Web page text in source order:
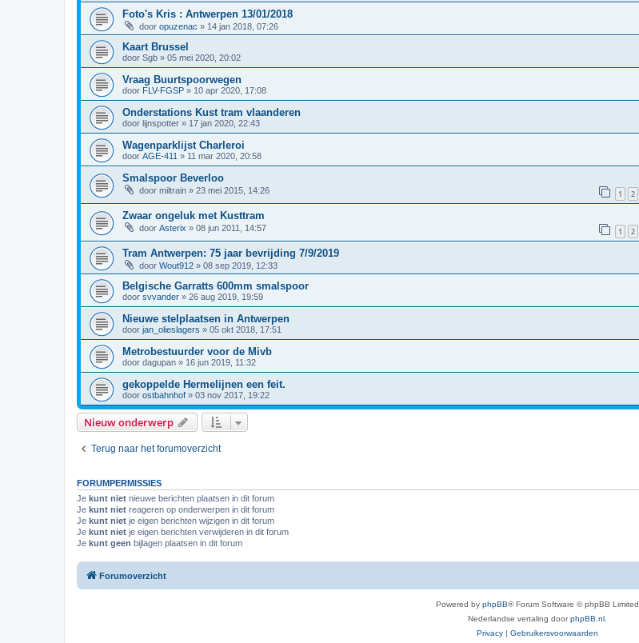
Foto's Kris : Antwerpen 13/01/2018
door opuzenac » 14 jan 2018, 07:26
Kaart Brussel
door Sgb » 05 mei 2020, 20:02
Vraag Buurtspoorwegen
door FLV-FGSP » 10 apr 2020, 17:08
Onderstations Kust tram vlaanderen
door lijnspotter » 17 jan 2020, 22:43
Wagenparklijst Charleroi
door AGE-411 » 11 mar 2020, 20:58
Smalspoor Beverloo
door miltrain » 23 mei 2015, 14:26 1 2
Zwaar ongeluk met Kusttram
door Asterix » 08 jun 2011, 14:57 1 2
Tram Antwerpen: 75 jaar bevrijding 7/9/2019
door Wout912 » 08 sep 2019, 12:33
Belgische Garratts 600mm smalspoor
door svvander » 26 aug 2019, 19:59
Nieuwe stelplaatsen in Antwerpen
door jan_olieslagers » 05 okt 2018, 17:51
Metrobestuurder voor de Mivb
door dagupan » 16 jun 2019, 11:32
gekoppelde Hermelijnen een feit.
door ostbahnhof » 03 nov 2017, 19:22
Nieuw onderwerp
Terug naar het forumoverzicht
FORUMPERMISSIES
Je kunt niet nieuwe berichten plaatsen in dit forum
Je kunt niet reageren op onderwerpen in dit forum
Je kunt niet je eigen berichten wijzigen in dit forum
Je kunt niet je eigen berichten verwijderen in dit forum
Je kunt geen bijlagen plaatsen in dit forum
Forumoverzicht
Powered by phpBB® Forum Software © phpBB Limited
Nederlandse vertaling doorphpBB.nl
Privacy | Gebruikersvoorwaarden